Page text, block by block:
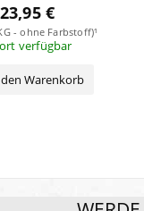
23,95 €
- ohne Farbstoff)¹
verfügbar
Warenkorb